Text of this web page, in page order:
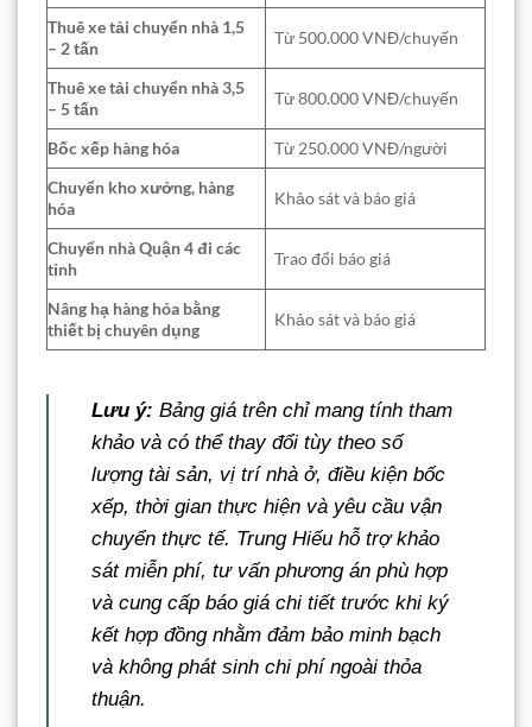
Thuê xe tải chuyển nhà 1,5
– 2 tấn
Từ 500.000 VNĐ/chuyến
Thuê xe tải chuyển nhà 3,5
– 5 tấn
Từ 800.000 VNĐ/chuyến
Bốc xếp hàng hóa
Từ 250.000 VNĐ/người
Chuyển kho xưởng, hàng
hóa
Khảo sát và báo giá
Chuyển nhà Quận 4 đi các
tỉnh
Trao đổi báo giá
Nâng hạ hàng hóa bằng
thiết bị chuyên dụng
Khảo sát và báo giá
Lưu ý: Bảng giá trên chỉ mang tính tham
khảo và có thể thay đổi tùy theo số
lượng tài sản, vị trí nhà ở, điều kiện bốc
xếp, thời gian thực hiện và yêu cầu vận
chuyển thực tế. Trung Hiếu hỗ trợ khảo
sát miễn phí, tư vấn phương án phù hợp
và cung cấp báo giá chi tiết trước khi ký
kết hợp đồng nhằm đảm bảo minh bạch
và không phát sinh chi phí ngoài thỏa
thuận.